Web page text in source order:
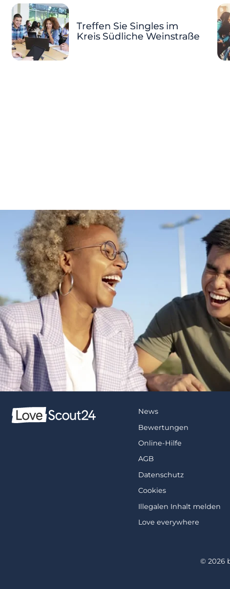
Treffen Sie Singles im
Kreis Südliche Weinstraße
News
Bewertungen
Online-Hilfe
AGB
Datenschutz
Cookies
Illegalen Inhalt melden
Love everywhere
© 2026